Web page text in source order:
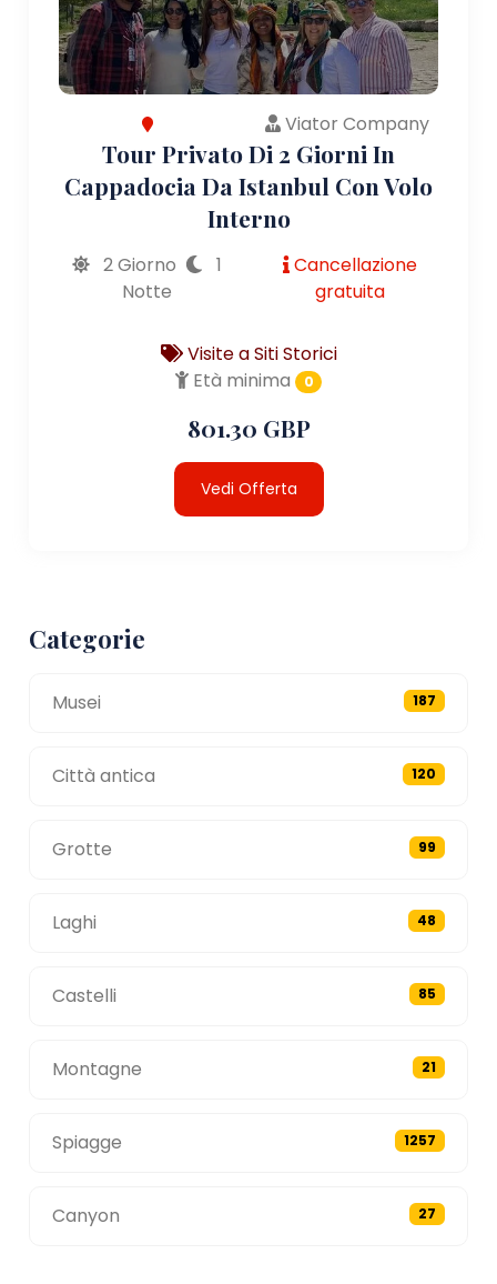
Viator Company
Tour Privato Di 2 Giorni In
Cappadocia Da Istanbul Con Volo
Interno
2 Giorno
1
Notte
Cancellazione
gratuita
Visite a Siti Storici
Età minima
0
801.30 GBP
Vedi Offerta
Categorie
Musei 187
Città antica 120
Grotte 99
Laghi 48
Castelli 85
Montagne 21
Spiagge 1257
Canyon 27